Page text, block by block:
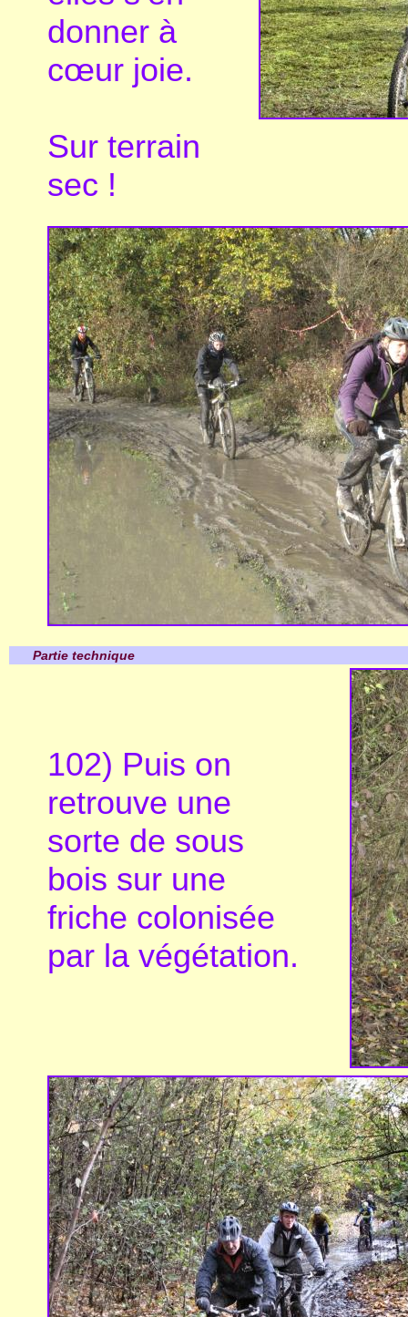
donner à
cœur joie.
Sur terrain
sec !
Partie technique
102) Puis on
retrouve une
sorte de sous
bois sur une
friche colonisée
par la végétation.